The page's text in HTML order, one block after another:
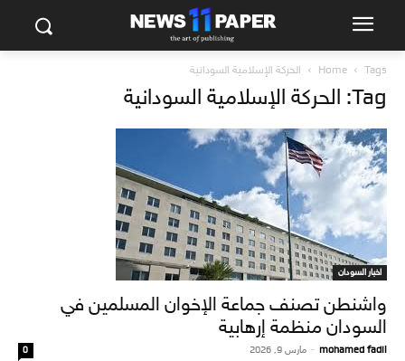
Home Tags الحركة الإسلامية السودانية
Tag: الحركة الإسلامية السودانية
اخبار السودان
واشنطن تصنف جماعة الإخوان المسلمين في
السودان منظمة إرهابية
mohamed fadil
- مارس 9, 2026 0